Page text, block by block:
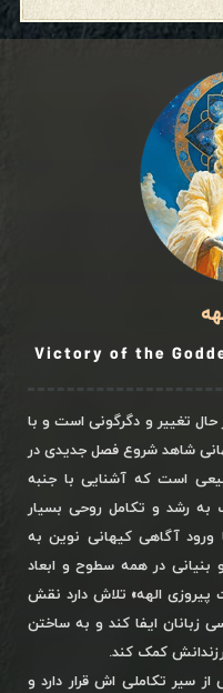
Victory of the
حال تغییر و دگرگونی است و با
شاهد شروع فصل جدیدی در
است که آشنایی با جنبه
رشد و تکامل روحی بسیار
آگاهی کیهانی نوین به
در همه سطوح و ابعاد
پیروزی الهه» تلاش دارد نقش
زبانان ایفا کند و به ساختن
کمک کند.
سیر تکاملی اش قرار دارد و